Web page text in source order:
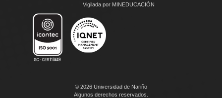
Vigilada por MINEDUCACIÓN
© 2026 Universidad de Nariño
Algunos derechos reservados.